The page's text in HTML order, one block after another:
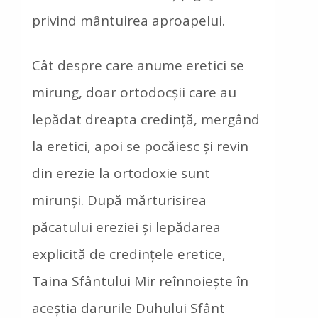
privind mântuirea aproapelui.
Cât despre care anume eretici se
mirung, doar ortodocşii care au
lepădat dreapta credinţă, mergând
la eretici, apoi se pocăiesc şi revin
din erezie la ortodoxie sunt
mirunşi. După mărturisirea
păcatului ereziei şi lepădarea
explicită de credinţele eretice,
Taina Sfântului Mir reînnoieşte în
aceştia darurile Duhului Sfânt